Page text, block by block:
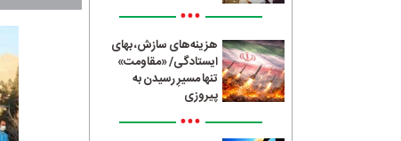
•••
هزینه‌های سازش، بهای
ایستادگی/ «مقاومت»
تنها مسیرِ رسیدن به
پیروزی
•••